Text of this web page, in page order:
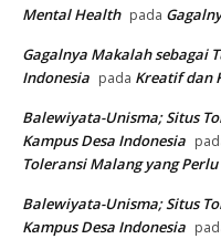
Mental Health pada
Gagalnya Makalah sebagai
Indonesia pada Kreatif dan
Balewiyata-Unisma; Situs
Kampus Desa Indonesia
Toleransi Malang yang
Balewiyata-Unisma; Situs
Kampus Desa Indonesia